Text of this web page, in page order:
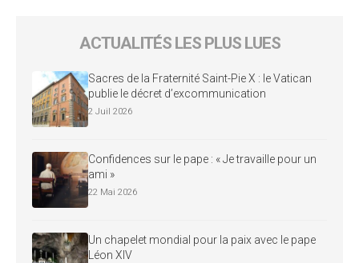
ACTUALITÉS LES PLUS LUES
Sacres de la Fraternité Saint-Pie X : le Vatican
publie le décret d’excommunication
2 Juil 2026
Confidences sur le pape : « Je travaille pour un
ami »
22 Mai 2026
Un chapelet mondial pour la paix avec le pape
Léon XIV